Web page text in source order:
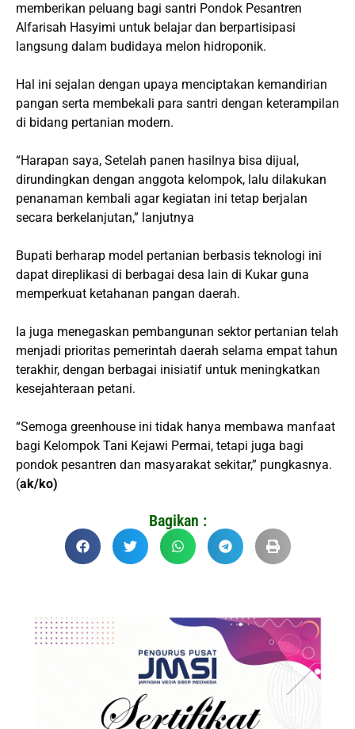
memberikan peluang bagi santri Pondok Pesantren
Alfarisah Hasyimi untuk belajar dan berpartisipasi
langsung dalam budidaya melon hidroponik.
Hal ini sejalan dengan upaya menciptakan kemandirian
pangan serta membekali para santri dengan keterampilan
di bidang pertanian modern.
“Harapan saya, Setelah panen hasilnya bisa dijual,
dirundingkan dengan anggota kelompok, lalu dilakukan
penanaman kembali agar kegiatan ini tetap berjalan
secara berkelanjutan,” lanjutnya
Bupati berharap model pertanian berbasis teknologi ini
dapat direplikasi di berbagai desa lain di Kukar guna
memperkuat ketahanan pangan daerah.
Ia juga menegaskan pembangunan sektor pertanian telah
menjadi prioritas pemerintah daerah selama empat tahun
terakhir, dengan berbagai inisiatif untuk meningkatkan
kesejahteraan petani.
“Semoga greenhouse ini tidak hanya membawa manfaat
bagi Kelompok Tani Kejawi Permai, tetapi juga bagi
pondok pesantren dan masyarakat sekitar,” pungkasnya.
(ak/ko)
Bagikan :